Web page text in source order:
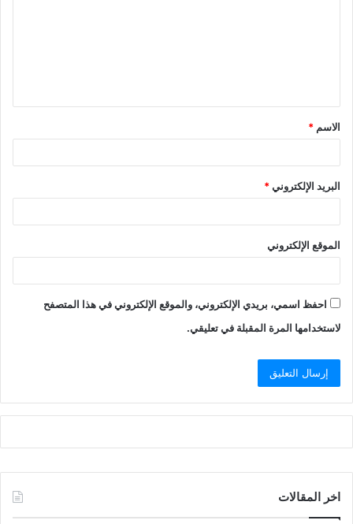
ق
*
الاسم *
البريد الإلكتروني*
الموقع الإلكتروني
احفظ اسمي، بريدي الإلكتروني، والموقع الإلكتروني في هذا المتصفح
لاستخدامها المرة المقبلة في تعليقي.
اخر المقالات